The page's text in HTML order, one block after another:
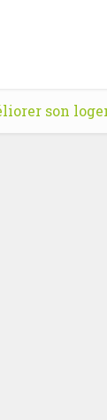
son